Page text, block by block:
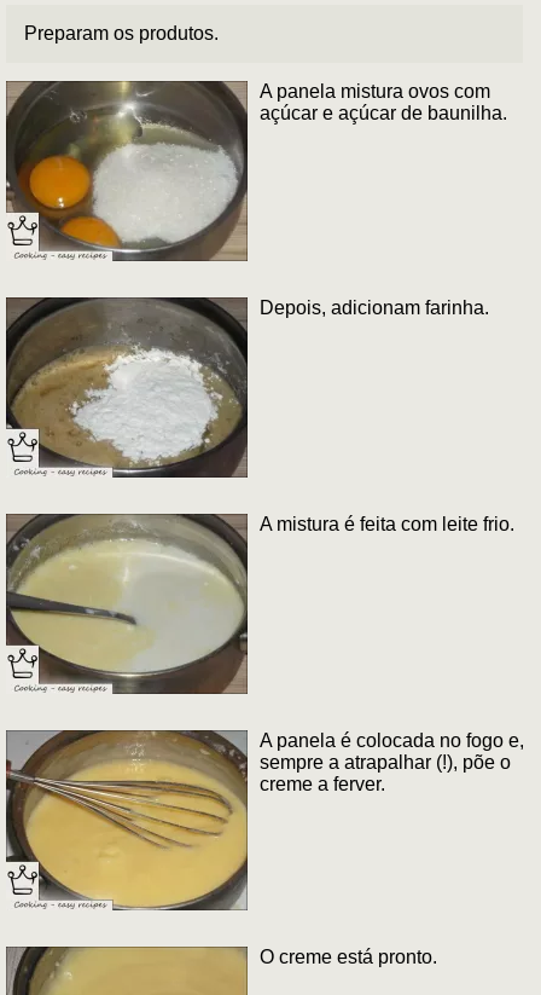
Preparam os produtos.
A panela mistura ovos com
açúcar e açúcar de baunilha.
Depois, adicionam farinha.
A mistura é feita com leite frio.
A panela é colocada no fogo e,
sempre a atrapalhar (!), põe o
creme a ferver.
O creme está pronto.